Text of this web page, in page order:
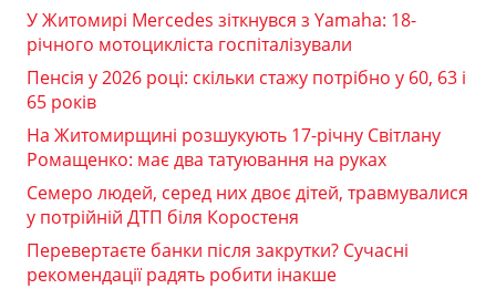
У Житомирі Mercedes зіткнувся з Yamaha: 18-
річного мотоцикліста госпіталізували
Пенсія у 2026 році: скільки стажу потрібно у 60, 63 і
65 років
На Житомирщині розшукують 17-річну Світлану
Ромащенко: має два татуювання на руках
Семеро людей, серед них двоє дітей, травмувалися
у потрійній ДТП біля Коростеня
Перевертаєте банки після закрутки? Сучасні
рекомендації радять робити інакше